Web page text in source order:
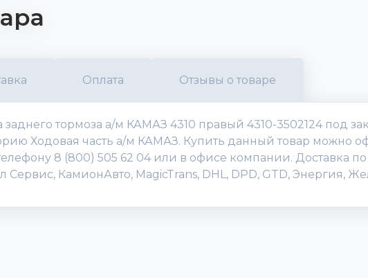
Оплата Отзывы о товаре
тормоза а/м КАМАЗ 4310 правый 4310-3502124 под
Ходовая часть а/м КАМАЗ. Купить данный товар можно
8 (800) 505 62 04 или в офисе компании. Доставка
КамионАвто, MagicTrans, DHL, DPD, GTD, Энергия,